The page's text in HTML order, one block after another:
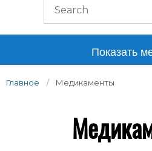
Показать
Главное Медикаменты